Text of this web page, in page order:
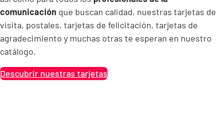
comunicación que buscan calidad, nuestras tarjetas de
visita, postales, tarjetas de felicitación, tarjetas de
agradecimiento y muchas otras te esperan en nuestro
catálogo.
Descubrir nuestras tarjetas